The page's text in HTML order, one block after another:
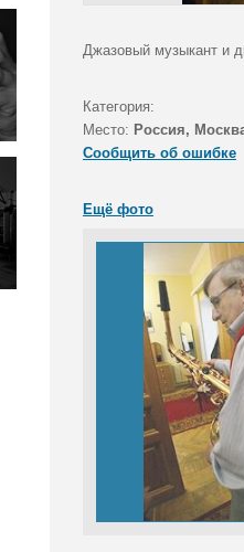
Джазовый музыкант и
Категория:
Место: Россия,
Сообщить об ошибке
Ещё фото